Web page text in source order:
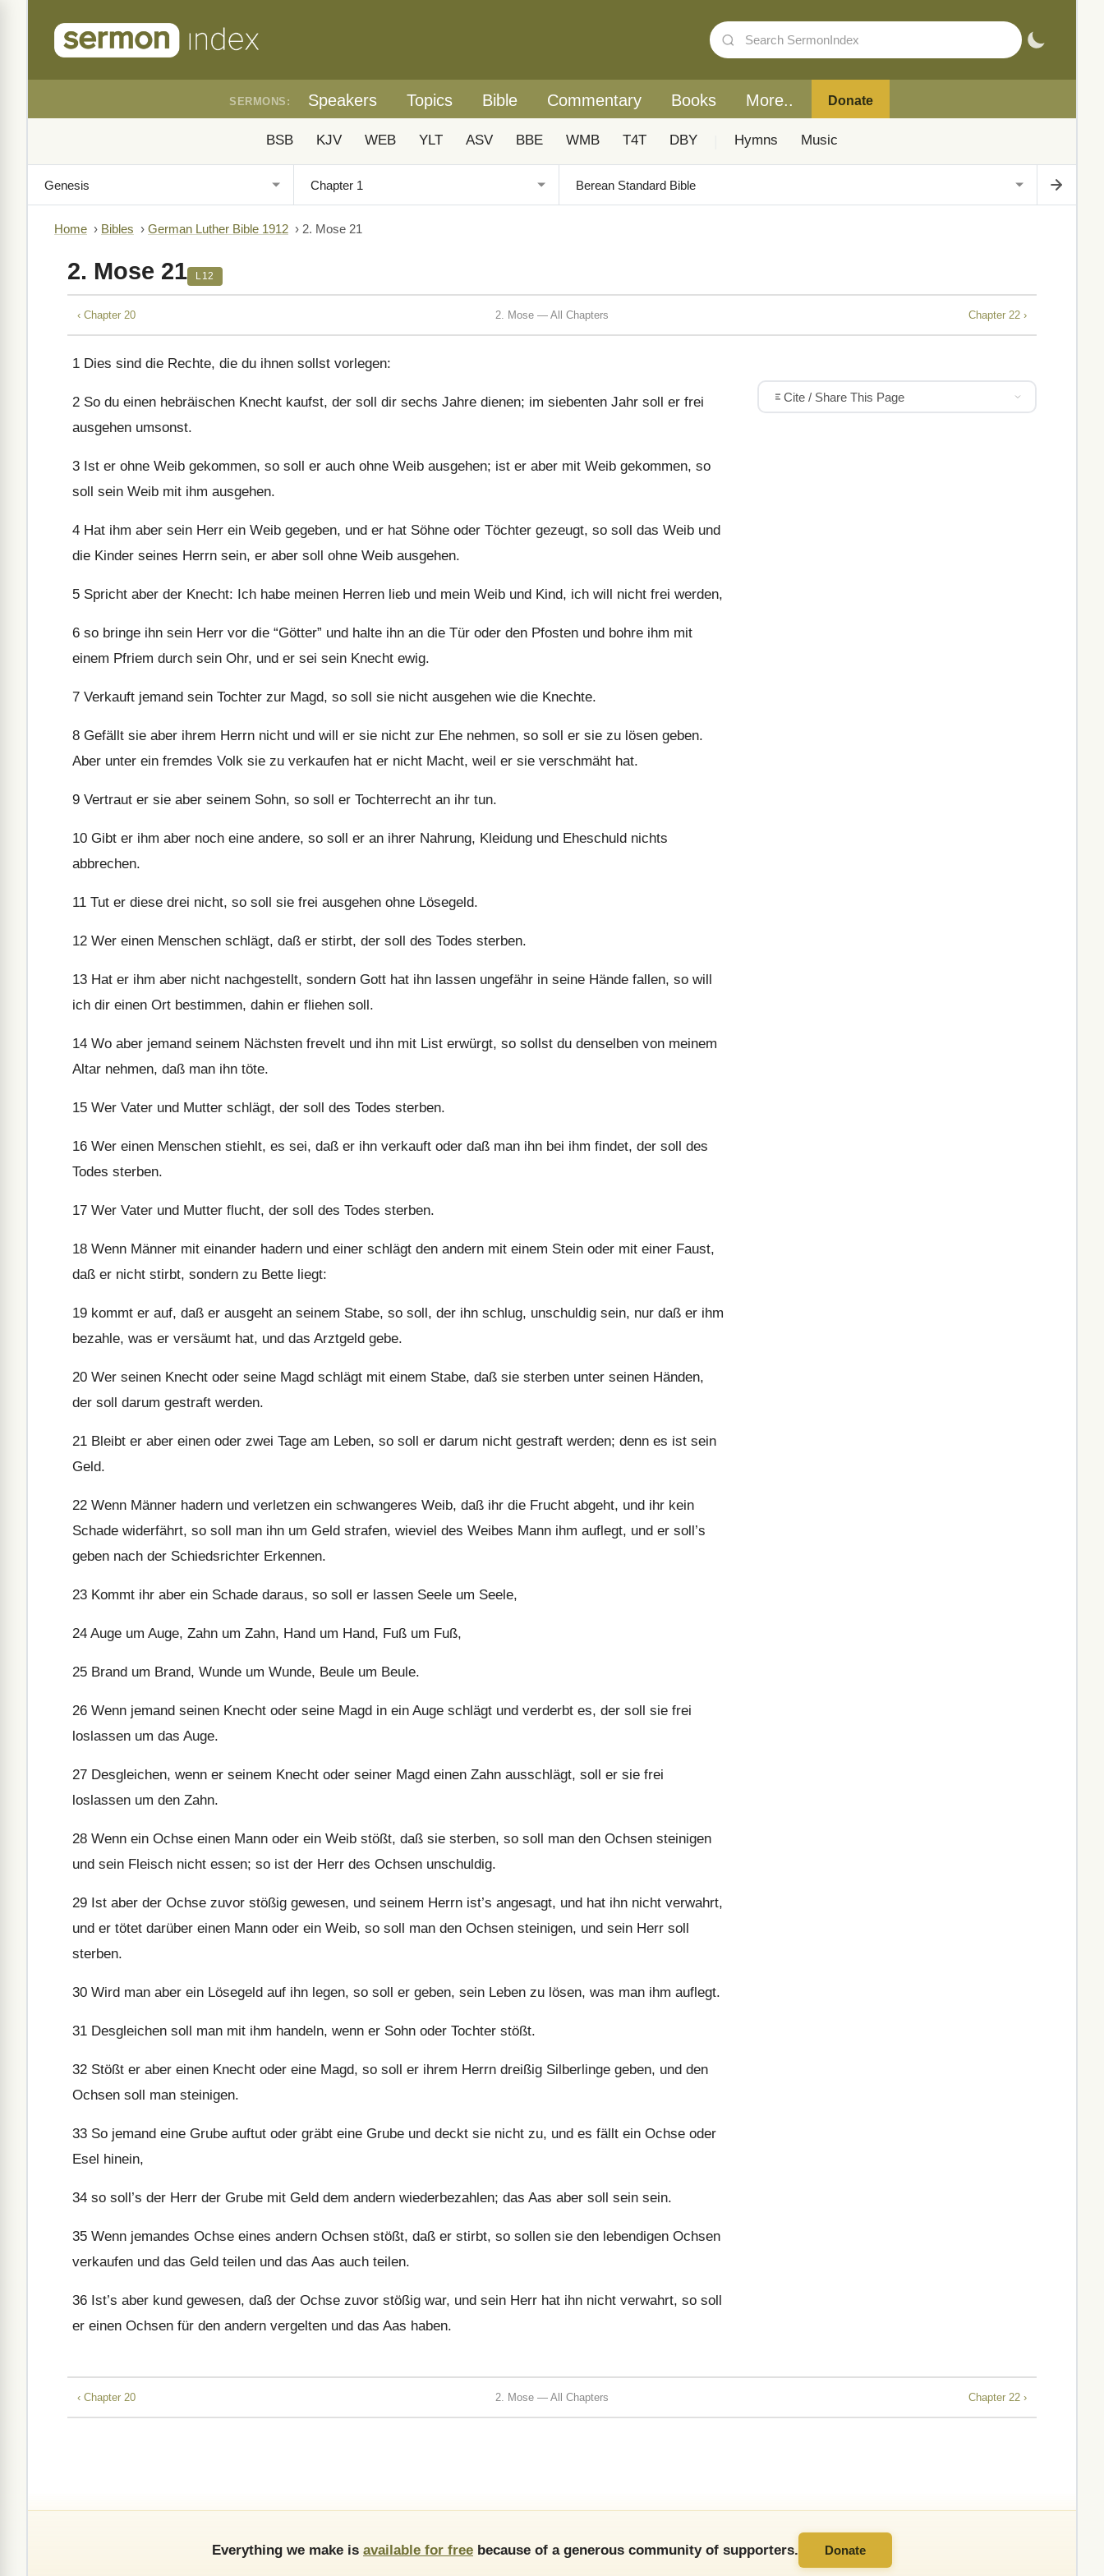
SERMONS: Speakers Topics Bible Commentary Books More.. Donate
BSB KJV WEB YLT ASV BBE WMB T4T DBY Hymns Music
Home › Bibles › German Luther Bible 1912 › 2. Mose 21
2. Mose 21 L12
‹ Chapter 20 2. Mose — All Chapters Chapter 22 ›
1 Dies sind die Rechte, die du ihnen sollst vorlegen:
2 So du einen hebräischen Knecht kaufst, der soll dir sechs Jahre dienen; im siebenten Jahr soll er frei
ausgehen umsonst.
3 Ist er ohne Weib gekommen, so soll er auch ohne Weib ausgehen; ist er aber mit Weib gekommen, so
soll sein Weib mit ihm ausgehen.
4 Hat ihm aber sein Herr ein Weib gegeben, und er hat Söhne oder Töchter gezeugt, so soll das Weib und
die Kinder seines Herrn sein, er aber soll ohne Weib ausgehen.
5 Spricht aber der Knecht: Ich habe meinen Herren lieb und mein Weib und Kind, ich will nicht frei werden,
6 so bringe ihn sein Herr vor die “Götter” und halte ihn an die Tür oder den Pfosten und bohre ihm mit
einem Pfriem durch sein Ohr, und er sei sein Knecht ewig.
7 Verkauft jemand sein Tochter zur Magd, so soll sie nicht ausgehen wie die Knechte.
8 Gefällt sie aber ihrem Herrn nicht und will er sie nicht zur Ehe nehmen, so soll er sie zu lösen geben.
Aber unter ein fremdes Volk sie zu verkaufen hat er nicht Macht, weil er sie verschmäht hat.
9 Vertraut er sie aber seinem Sohn, so soll er Tochterrecht an ihr tun.
10 Gibt er ihm aber noch eine andere, so soll er an ihrer Nahrung, Kleidung und Eheschuld nichts
abbrechen.
11 Tut er diese drei nicht, so soll sie frei ausgehen ohne Lösegeld.
12 Wer einen Menschen schlägt, daß er stirbt, der soll des Todes sterben.
13 Hat er ihm aber nicht nachgestellt, sondern Gott hat ihn lassen ungefähr in seine Hände fallen, so will
ich dir einen Ort bestimmen, dahin er fliehen soll.
14 Wo aber jemand seinem Nächsten frevelt und ihn mit List erwürgt, so sollst du denselben von meinem
Altar nehmen, daß man ihn töte.
15 Wer Vater und Mutter schlägt, der soll des Todes sterben.
16 Wer einen Menschen stiehlt, es sei, daß er ihn verkauft oder daß man ihn bei ihm findet, der soll des
Todes sterben.
17 Wer Vater und Mutter flucht, der soll des Todes sterben.
18 Wenn Männer mit einander hadern und einer schlägt den andern mit einem Stein oder mit einer Faust,
daß er nicht stirbt, sondern zu Bette liegt:
19 kommt er auf, daß er ausgeht an seinem Stabe, so soll, der ihn schlug, unschuldig sein, nur daß er ihm
bezahle, was er versäumt hat, und das Arztgeld gebe.
20 Wer seinen Knecht oder seine Magd schlägt mit einem Stabe, daß sie sterben unter seinen Händen,
der soll darum gestraft werden.
21 Bleibt er aber einen oder zwei Tage am Leben, so soll er darum nicht gestraft werden; denn es ist sein
Geld.
22 Wenn Männer hadern und verletzen ein schwangeres Weib, daß ihr die Frucht abgeht, und ihr kein
Schade widerfährt, so soll man ihn um Geld strafen, wieviel des Weibes Mann ihm auflegt, und er soll’s
geben nach der Schiedsrichter Erkennen.
23 Kommt ihr aber ein Schade daraus, so soll er lassen Seele um Seele,
24 Auge um Auge, Zahn um Zahn, Hand um Hand, Fuß um Fuß,
25 Brand um Brand, Wunde um Wunde, Beule um Beule.
26 Wenn jemand seinen Knecht oder seine Magd in ein Auge schlägt und verderbt es, der soll sie frei
loslassen um das Auge.
27 Desgleichen, wenn er seinem Knecht oder seiner Magd einen Zahn ausschlägt, soll er sie frei
loslassen um den Zahn.
28 Wenn ein Ochse einen Mann oder ein Weib stößt, daß sie sterben, so soll man den Ochsen steinigen
und sein Fleisch nicht essen; so ist der Herr des Ochsen unschuldig.
29 Ist aber der Ochse zuvor stößig gewesen, und seinem Herrn ist’s angesagt, und hat ihn nicht verwahrt,
und er tötet darüber einen Mann oder ein Weib, so soll man den Ochsen steinigen, und sein Herr soll
sterben.
30 Wird man aber ein Lösegeld auf ihn legen, so soll er geben, sein Leben zu lösen, was man ihm auflegt.
31 Desgleichen soll man mit ihm handeln, wenn er Sohn oder Tochter stößt.
32 Stößt er aber einen Knecht oder eine Magd, so soll er ihrem Herrn dreißig Silberlinge geben, und den
Ochsen soll man steinigen.
33 So jemand eine Grube auftut oder gräbt eine Grube und deckt sie nicht zu, und es fällt ein Ochse oder
Esel hinein,
34 so soll’s der Herr der Grube mit Geld dem andern wiederbezahlen; das Aas aber soll sein sein.
35 Wenn jemandes Ochse eines andern Ochsen stößt, daß er stirbt, so sollen sie den lebendigen Ochsen
verkaufen und das Geld teilen und das Aas auch teilen.
36 Ist’s aber kund gewesen, daß der Ochse zuvor stößig war, und sein Herr hat ihn nicht verwahrt, so soll
er einen Ochsen für den andern vergelten und das Aas haben.
Cite / Share This Page
‹ Chapter 20 2. Mose — All Chapters Chapter 22 ›
Everything we make is available for free because of a generous community of supporters. Donate